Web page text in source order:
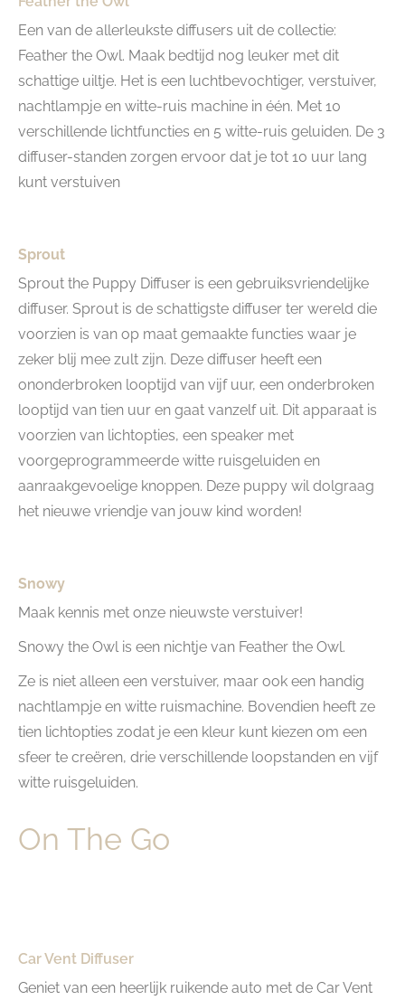
Een van de allerleukste diffusers uit de collectie:
Feather the Owl. Maak bedtijd nog leuker met dit
schattige uiltje. Het is een luchtbevochtiger, verstuiver,
nachtlampje en witte-ruis machine in één. Met 10
verschillende lichtfuncties en 5 witte-ruis geluiden. De 3
diffuser-standen zorgen ervoor dat je tot 10 uur lang
kunt verstuiven
Sprout
Sprout the Puppy Diffuser is een gebruiksvriendelijke
diffuser. Sprout is de schattigste diffuser ter wereld die
voorzien is van op maat gemaakte functies waar je
zeker blij mee zult zijn. Deze diffuser heeft een
ononderbroken looptijd van vijf uur, een onderbroken
looptijd van tien uur en gaat vanzelf uit. Dit apparaat is
voorzien van lichtopties, een speaker met
voorgeprogrammeerde witte ruisgeluiden en
aanraakgevoelige knoppen. Deze puppy wil dolgraag
het nieuwe vriendje van jouw kind worden!
Snowy
Maak kennis met onze nieuwste verstuiver!
Snowy the Owl is een nichtje van Feather the Owl.
Ze is niet alleen een verstuiver, maar ook een handig
nachtlampje en witte ruismachine. Bovendien heeft ze
tien lichtopties zodat je een kleur kunt kiezen om een
sfeer te creëren, drie verschillende loopstanden en vijf
witte ruisgeluiden.
On The Go
Car Vent Diffuser
Geniet van een heerlijk ruikende auto met de Car Vent